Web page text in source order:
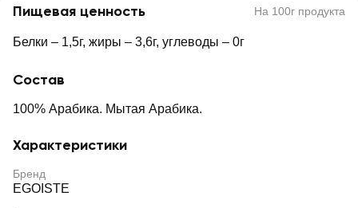
Пищевая ценность На 100г продукта
Белки – 1,5г, жиры – 3,6г, углеводы – 0г
Состав
100% Арабика. Мытая Арабика.
Характеристики
Бренд
EGOISTE